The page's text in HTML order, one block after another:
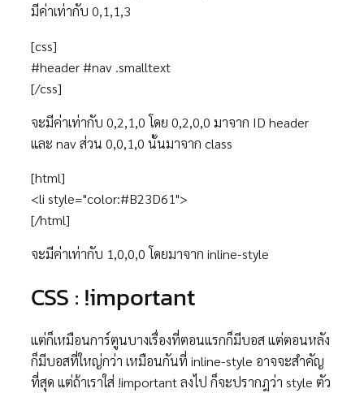
มีค่าเท่ากับ 0,1,1,3
[css]
#header #nav .smalltext
[/css]
จะมีค่าเท่ากับ 0,2,1,0 โดย 0,2,0,0 มาจาก ID header
และ nav ส่วน 0,0,1,0 นั้นมาจาก class
[html]
<li style="color:#B23D61">
[/html]
จะมีค่าเท่ากับ 1,0,0,0 โดยมาจาก inline-style
CSS : !important
แต่ก็เหมือนการ์ตูนบางเรื่องที่ตอนแรกก็มีบอส แต่ตอนหลัง
ก็มีบอสที่ใหญ่กว่า เหมือนกันที่ inline-style อาจจะสำคัญ
ที่สุด แต่ถ้าเราใส่ !important ลงไป ก็จะปรากฎว่า style ตัว